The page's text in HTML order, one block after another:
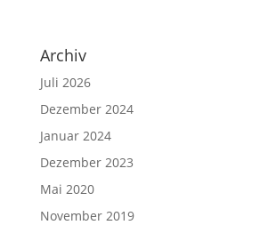
Archiv
Juli 2026
Dezember 2024
Januar 2024
Dezember 2023
Mai 2020
November 2019